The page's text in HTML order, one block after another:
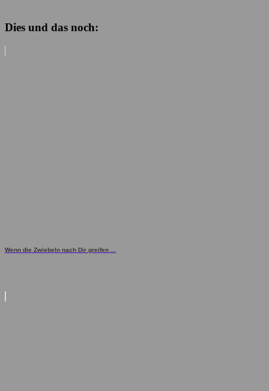
Dies und das noch:
Wenn die Zwiebeln nach Dir greifen ...